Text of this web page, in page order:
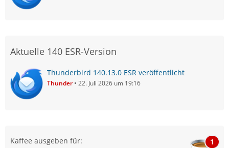
Aktuelle 140 ESR-Version
Thunderbird 140.13.0 ESR veröffentlicht
Thunder 22. Juli 2026 um 19:16
Kaffee ausgeben für: 1